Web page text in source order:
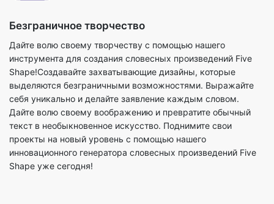
Безграничное творчество
Дайте волю своему творчеству с помощью нашего
инструмента для создания словесных произведений Five
Shape!Создавайте захватывающие дизайны, которые
выделяются безграничными возможностями. Выражайте
себя уникально и делайте заявление каждым словом.
Дайте волю своему воображению и превратите обычный
текст в необыкновенное искусство. Поднимите свои
проекты на новый уровень с помощью нашего
инновационного генератора словесных произведений Five
Shape уже сегодня!